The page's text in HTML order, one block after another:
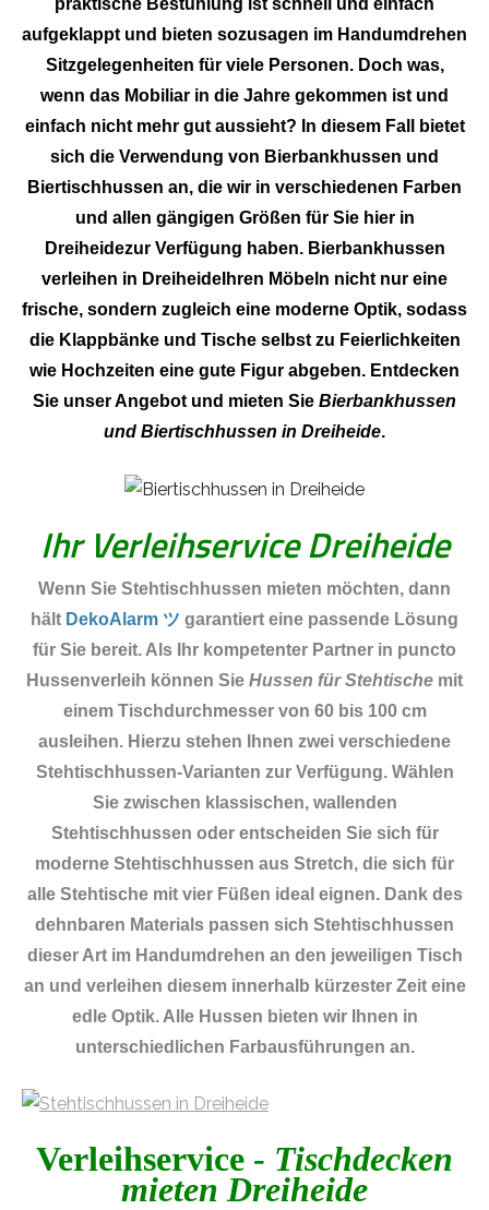
praktische Bestuhlung ist schnell und einfach
aufgeklappt und bieten sozusagen im Handumdrehen
Sitzgelegenheiten für viele Personen. Doch was,
wenn das Mobiliar in die Jahre gekommen ist und
einfach nicht mehr gut aussieht? In diesem Fall bietet
sich die Verwendung von Bierbankhussen und
Biertischhussen an, die wir in verschiedenen Farben
und allen gängigen Größen für Sie hier in
Dreiheidezur Verfügung haben. Bierbankhussen
verleihen in DreiheideIhren Möbeln nicht nur eine
frische, sondern zugleich eine moderne Optik, sodass
die Klappbänke und Tische selbst zu Feierlichkeiten
wie Hochzeiten eine gute Figur abgeben. Entdecken
Sie unser Angebot und mieten Sie Bierbankhussen
und Biertischhussen in Dreiheide.
Ihr Verleihservice Dreiheide
Wenn Sie Stehtischhussen mieten möchten, dann
hält DekoAlarm ツ garantiert eine passende Lösung
für Sie bereit. Als Ihr kompetenter Partner in puncto
Hussenverleih können Sie Hussen für Stehtische mit
einem Tischdurchmesser von 60 bis 100 cm
ausleihen. Hierzu stehen Ihnen zwei verschiedene
Stehtischhussen-Varianten zur Verfügung. Wählen
Sie zwischen klassischen, wallenden
Stehtischhussen oder entscheiden Sie sich für
moderne Stehtischhussen aus Stretch, die sich für
alle Stehtische mit vier Füßen ideal eignen. Dank des
dehnbaren Materials passen sich Stehtischhussen
dieser Art im Handumdrehen an den jeweiligen Tisch
an und verleihen diesem innerhalb kürzester Zeit eine
edle Optik. Alle Hussen bieten wir Ihnen in
unterschiedlichen Farbausführungen an.
Verleihservice - Tischdecken
mieten Dreiheide